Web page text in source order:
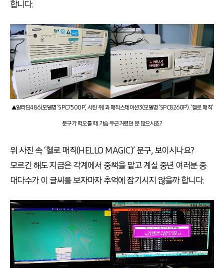
합니다.
▲알라딘486(모델명 ‘SPC7500P’, 사진 위)과 매직스테이션3(모델명 ‘SPC8260P’). ‘헬로 매직’
문구가 떠오를 때 가슴 두근거렸던 분 많으시죠?
위 사진 속 ‘헬로 매직(HELLO MAGIC)’ 문구, 보이시나요?
모르긴 해도 지금은 각계에서 중책을 맡고 계실 중년 여러분 중
대다수가 이 글씨를 보자마자 추억에 잠기시지 않을까 합니다.